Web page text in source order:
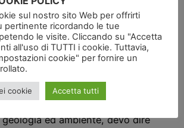
www.youtube.com/watch?
youtube] Ieri sera nel solito
ho trovato questo video di
tutti conosciamo grazie ai suoi
ed ambiente, devo dire
sul nostro sito Web per offrirti
pertinente ricordando le tue
le visite. Cliccando su "Accetta
all'uso di TUTTI i cookie. Tuttavia,
cookie" per fornire un
cookie Accetta tutti